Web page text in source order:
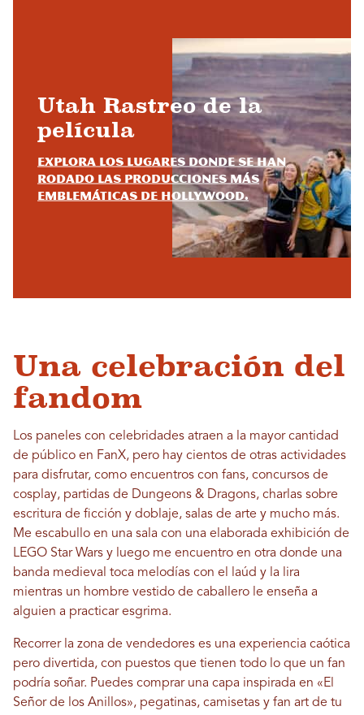
Utah Rastreo de la
película
Explora los lugares donde se han
rodado las producciones más
emblemáticas de Hollywood.
Una celebración del
fandom
Los paneles con celebridades atraen a la mayor cantidad
de público en FanX, pero hay cientos de otras actividades
para disfrutar, como encuentros con fans, concursos de
cosplay, partidas de Dungeons & Dragons, charlas sobre
escritura de ficción y doblaje, salas de arte y mucho más.
Me escabullo en una sala con una elaborada exhibición de
LEGO Star Wars y luego me encuentro en otra donde una
banda medieval toca melodías con el laúd y la lira
mientras un hombre vestido de caballero le enseña a
alguien a practicar esgrima.
Recorrer la zona de vendedores es una experiencia caótica
pero divertida, con puestos que tienen todo lo que un fan
podría soñar. Puedes comprar una capa inspirada en «El
Señor de los Anillos», pegatinas, camisetas y fan art de tu